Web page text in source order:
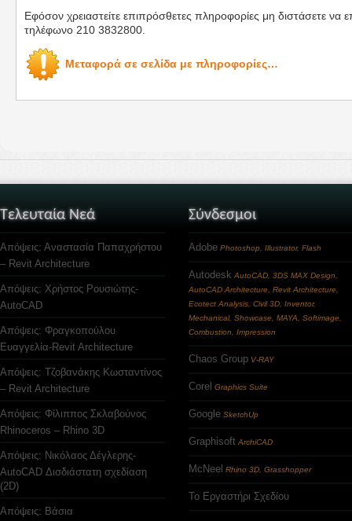
Εφόσον χρειαστείτε επιπρόσθετες πληροφορίες μη διστάσετε να
τηλέφωνο 210 3832800.
Μεταφορά σε σελίδα με πληροφορίες…
Τελευταία Νεά
Απόψεις: Αναστασία Παπαχρήστου
– Revit Architecture
Απόψεις: Χρήστος Ρουσιώτης-
AutoCAD
Απόψεις: Φραγκοπούλου
Ευαγγελία-Revit Architecture
Απόψεις: Τζοβανάκης Κωσταντίνος
– Revit Architecture
Απόψεις: Φίλιππος Σκλαβούνος
Rhinoceros – Rhino 3D
Απόψεις: Νικόλαος Δέγλερης-
AutoCAD Δισδιάστατη σχεδίαση
(2D)
Απόψεις: Βάσια
Σύνδεσμοι
Adobe Photoshop, Illustrator, Flash
Autodesk AutoCAD, 3DS MAX Design,
AutoCAD Architecture, Revit Architecture,
Ecotect Analysis, Civil 3D, Inventor,
Mechanical, Showcase, MAYA, Softimage,
Combustion, Impression
Chaos Group V-RAY
Corel Graphics Suite
Google SketchUp
GraphisoftArchiCAD
McNeel Rhino 3D, Grasshopper
Το Εργαστήρι Σχεδίου